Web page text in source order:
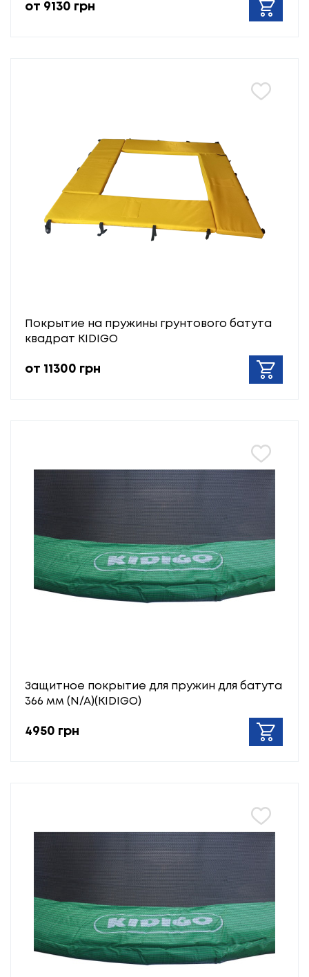
от 9130 грн
Покрытие на пружины грунтового батута
квадрат KIDIGO
от 11300 грн
Защитное покрытие для пружин для батута
366 мм (N/A)(KIDIGO)
4950 грн